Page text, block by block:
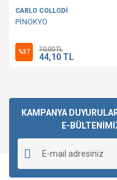
CARLO COLLODİ
PİNOKYO
%37 70,00 TL
44,10 TL
KAMPANYA
E-